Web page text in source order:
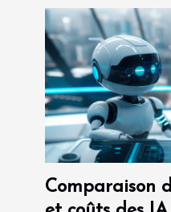
Comparaison